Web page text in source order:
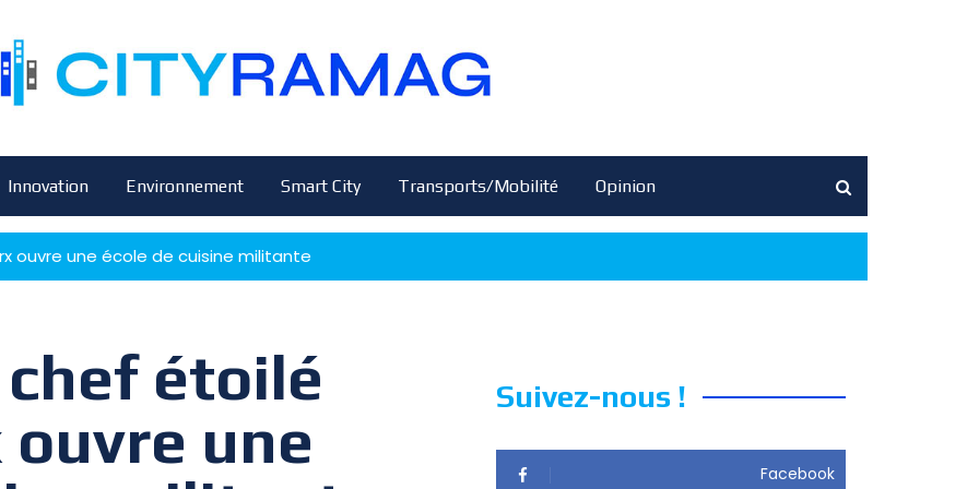
Innovation Environnement Smart City Transports/Mobilité Opinion
ouvre une école de cuisine militante
étoilé
une
Suivez-nous !
Facebook